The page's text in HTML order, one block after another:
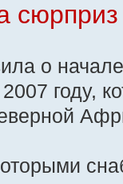
о
году,